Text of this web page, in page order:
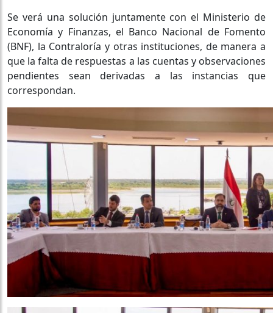
Se verá una solución juntamente con el Ministerio de
Economía y Finanzas, el Banco Nacional de Fomento
(BNF), la Contraloría y otras instituciones, de manera a
que la falta de respuestas a las cuentas y observaciones
pendientes sean derivadas a las instancias que
correspondan.